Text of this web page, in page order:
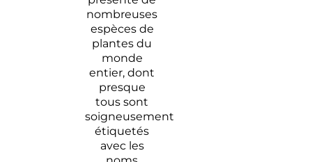
nombreuses
espèces de
plantes du
monde
entier, dont
presque
tous sont
soigneusement
étiquetés
avec les